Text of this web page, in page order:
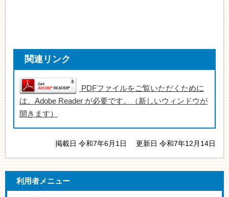
関連リンク
PDFファイルをご覧いただくために
は、Adobe Reader が必要です。（新しいウィンドウが
開きます）
掲載日 令和7年6月1日 更新日 令和7年12月14日
利用者メニュー